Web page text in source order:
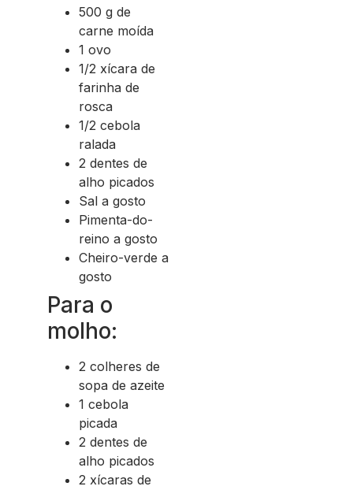
500 g de
carne moída
1 ovo
1/2 xícara de
farinha de
rosca
1/2 cebola
ralada
2 dentes de
alho picados
Sal a gosto
Pimenta-do-
reino a gosto
Cheiro-verde a
gosto
Para o
molho:
2 colheres de
sopa de azeite
1 cebola
picada
2 dentes de
alho picados
2 xícaras de